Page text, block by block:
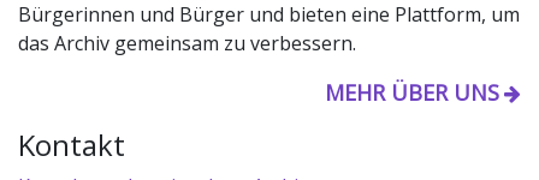
Bürgerinnen und Bürger und bieten eine Plattform, um
das Archiv gemeinsam zu verbessern.
MEHR ÜBER UNS
Kontakt